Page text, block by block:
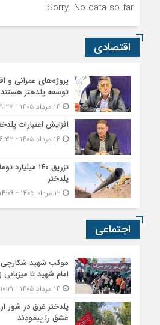
Sorry. No data so far.
اقتصادی
پروژه‌های عمرانی و
توسعه پلدختر هستند
افزایش اعتبارات پلدختر
تزریق ۱۴۰
پلدختر
۱۲ مرداد ۱۴۰۵ - ۱۴:۰۹
اجتماعی
موکب شهید شکارچی
امام شهید تا میزبانی
پلدختر غرق در شور
عشق را پیمودند